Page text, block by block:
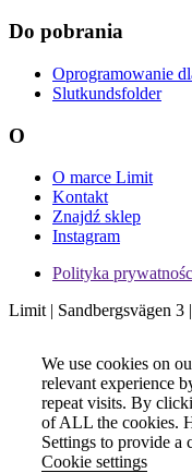
Do pobrania
Oprogramowanie
Slutkundsfolder
O
O marce Limit
Kontakt
Znajdź sklep
Instagram
Polityka
Limit | Sandbergsvägen 3
We use cookies on
relevant experience
repeat visits. By
of ALL the cookies.
Settings to provide a
Cookie settings